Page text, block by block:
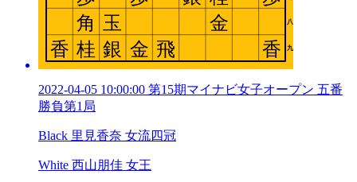
2022-04-05 10:00:00 第15期マイナビ女子オープン 五番
勝負第1局
Black 里見香奈 女流四冠
White 西山朋佳 女王